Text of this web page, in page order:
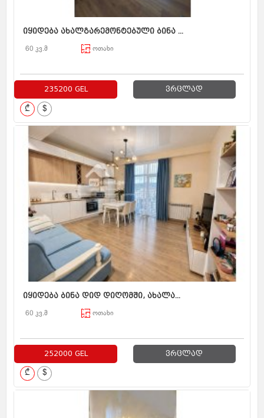
იყიდება ახალგარემონტებული ბინა ...
60 კვ.მ ოთახი
235200 GEL ვრცლად
₾ $
იყიდება ბინა დიდ დიღომში, ახალა...
60 კვ.მ ოთახი
252000 GEL ვრცლად
₾ $